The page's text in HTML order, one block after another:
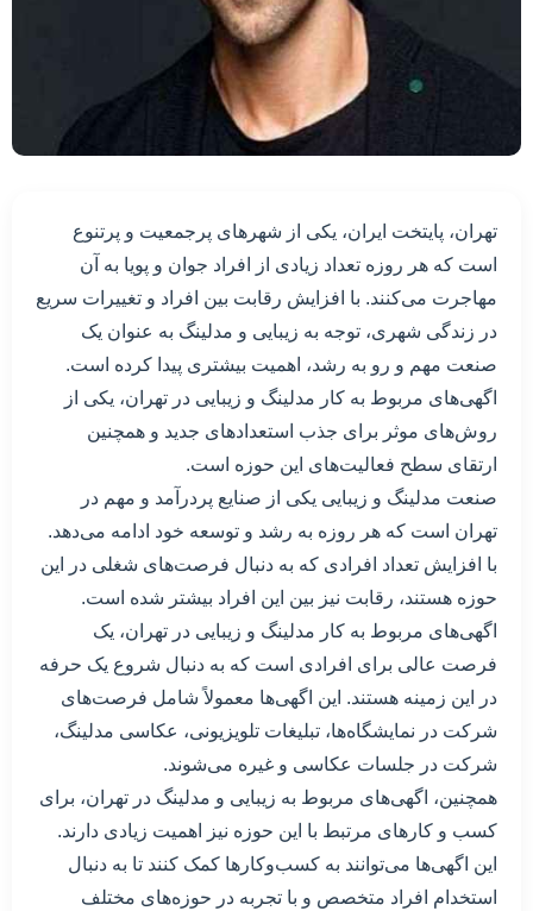
تهران، پایتخت ایران، یکی از شهرهای پرجمعیت و پرتنوع
است که هر روزه تعداد زیادی از افراد جوان و پویا به آن
مهاجرت می‌کنند. با افزایش رقابت بین افراد و تغییرات سریع
در زندگی شهری، توجه به زیبایی و مدلینگ به عنوان یک
صنعت مهم و رو به رشد، اهمیت بیشتری پیدا کرده است.
اگهی‌های مربوط به کار مدلینگ و زیبایی در تهران، یکی از
روش‌های موثر برای جذب استعدادهای جدید و همچنین
ارتقای سطح فعالیت‌های این حوزه است.
صنعت مدلینگ و زیبایی یکی از صنایع پردرآمد و مهم در
تهران است که هر روزه به رشد و توسعه خود ادامه می‌دهد.
با افزایش تعداد افرادی که به دنبال فرصت‌های شغلی در این
حوزه هستند، رقابت نیز بین این افراد بیشتر شده است.
اگهی‌های مربوط به کار مدلینگ و زیبایی در تهران، یک
فرصت عالی برای افرادی است که به دنبال شروع یک حرفه
در این زمینه هستند. این اگهی‌ها معمولاً شامل فرصت‌های
شرکت در نمایشگاه‌ها، تبلیغات تلویزیونی، عکاسی مدلینگ،
شرکت در جلسات عکاسی و غیره می‌شوند.
همچنین، اگهی‌های مربوط به زیبایی و مدلینگ در تهران، برای
کسب و کارهای مرتبط با این حوزه نیز اهمیت زیادی دارند.
این اگهی‌ها می‌توانند به کسب‌وکارها کمک کنند تا به دنبال
استخدام افراد متخصص و با تجربه در حوزه‌های مختلف